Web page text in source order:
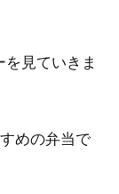
見ていきま
めの弁当で